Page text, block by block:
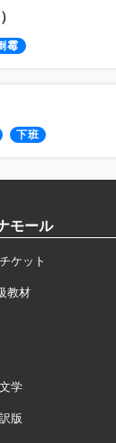
）
霉
下班
モール
ケット
教材
学
版